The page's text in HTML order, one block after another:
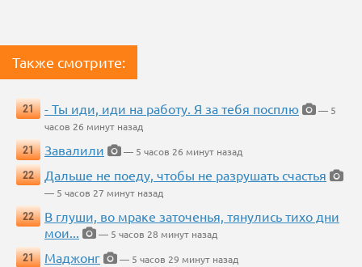
Также смотрите:
21 - Ты иди, иди на работу. Я за тебя посплю
— 5
часов 26 минут назад
21
Завалили
— 5 часов 26 минут назад
22
Дальше не поеду, чтобы не разрушать счастья
— 5 часов 27 минут назад
22
В глуши, во мраке заточенья, тянулись тихо дни
мои...
— 5 часов 28 минут назад
21
Маджонг
— 5 часов 29 минут назад